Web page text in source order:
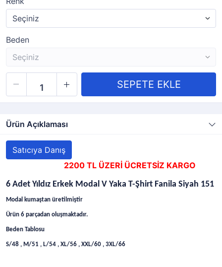
Beden
Ürün Açıklaması
Satıcıya Danış
2200 TL ÜZERİ ÜCRETSİZ KARGO
6 Adet Yıldız Erkek Modal V Yaka T-Şhirt Fanila Siyah 151
Modal kumaştan üretilmiştir
Ürün 6 parçadan oluşmaktadır.
Beden Tablosu
S/48 , M/51 , L/54 , XL/56 , XXL/60 , 3XL/66